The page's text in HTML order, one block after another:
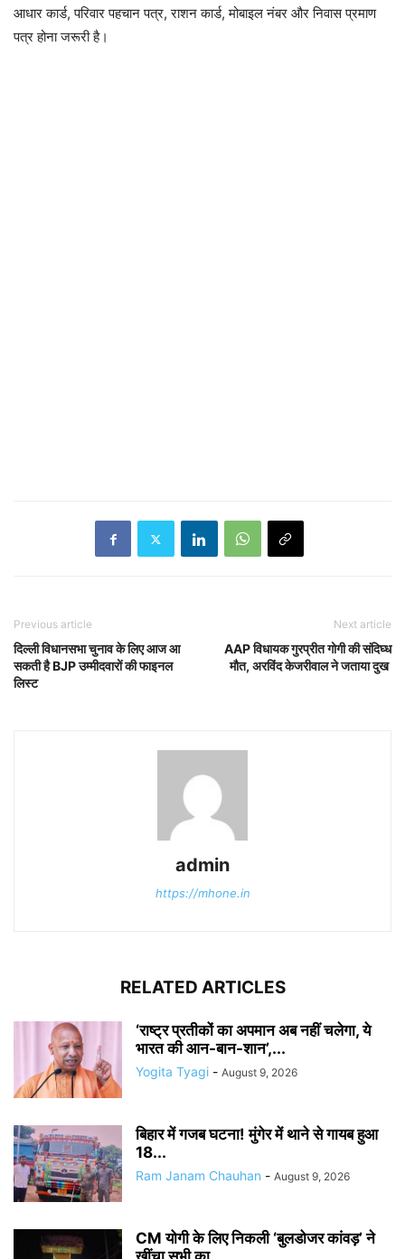
आधार कार्ड, परिवार पहचान पत्र, राशन कार्ड, मोबाइल नंबर और निवास प्रमाण
पत्र होना जरूरी है।
Previous article
दिल्ली विधानसभा चुनाव के लिए आज आ
सकती है BJP उम्मीदवारों की फाइनल
लिस्ट
Next article
AAP विधायक गुरप्रीत गोगी की संदिघ्ध
मौत, अरविंद केजरीवाल ने जताया दुख
admin
https://mhone.in
RELATED ARTICLES
‘राष्ट्र प्रतीकों का अपमान अब नहीं चलेगा, ये
भारत की आन-बान-शान’,...
Yogita Tyagi - August 9, 2026
बिहार में गजब घटना! मुंगेर में थाने से गायब हुआ
18...
Ram Janam Chauhan - August 9, 2026
CM योगी के लिए निकली ‘बुलडोजर कांवड़’ ने